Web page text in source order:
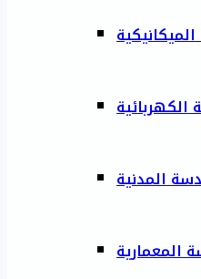
المدنية
المعمارية